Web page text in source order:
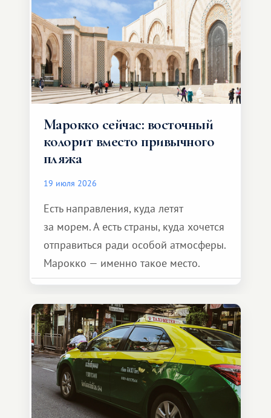
Марокко сейчас: восточный
колорит вместо привычного
пляжа
19 июля 2026
Есть направления, куда летят
за морем. А есть страны, куда хочется
отправиться ради особой атмосферы.
Марокко — именно такое место.